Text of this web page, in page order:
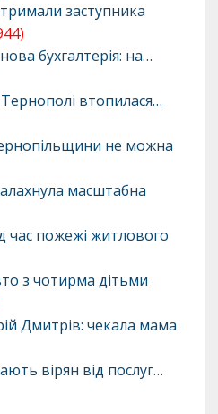
заступника
бухгалтерія: на…
втопилася…
не можна
масштабна
час пожежі житлового
з чотирма дітьми
Дмитрів: чекала мама
вірян від послуг…